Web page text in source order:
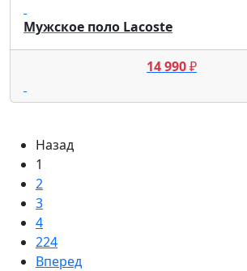
Мужское поло Lacoste
14 990₽
Назад
1
2
3
4
224
Вперед